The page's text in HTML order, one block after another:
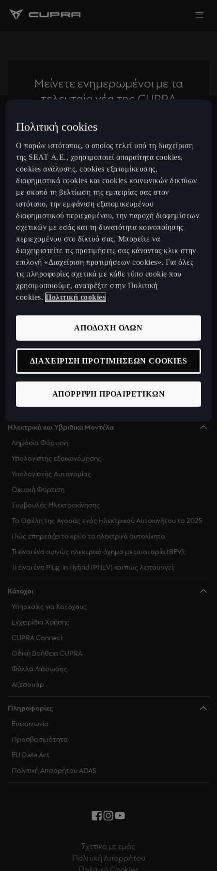
Μείνετε ενημερωμένοι με τα
τελευταία νέα της CUPRA
Subscribe
Ελληνικά
Μοντέλα
CUPRA Tavascan Fully Electric SUV Coupe
CUPRA Terramar 2025 Plug-In Hybrid SUV
CUPRA Formentor 2025 e-Hybrid
CUPRA Leon 2025 e-Hybrid
CUPRA Leon Sportstourer 2025 e-Hybrid
CUPRA Born Fully Electric Car
Νέο CUPRA Raval 2026
Ανακαλύψτε την CUPRA
Configurator
Δίκτυο
CUPRA Collection
Ηλεκτρικά και Υβριδικά Μοντέλα
Δημόσια Φόρτιση
Υπολογιστής εξοικονόμησης
Υπολογιστής Αυτονομίας
Οικιακή Φόρτιση
Συμβουλές Ηλεκτροκίνησης
Τα Οφέλη της Αγοράς ενός Ηλεκτρικού Αυτοκινήτου το 2025
Πώς επηρεάζει το κρύο τα ηλεκτρικά αυτοκίνητα
Τι είναι ένα αμιγώς ηλεκτρικό όχημα με μπαταρία (BEV);
Τι είναι ένα Plug-in Hybrid (PHEV) και πώς λειτουργεί;
Κάτοχοι
Υπηρεσίες για Κατόχους
Εγχειρίδια Χρήσης
CUPRA Connect
Οδική Βοήθεια CUPRA
Φύλλα Διάσωσης
Αξεσουάρ
Πληροφορίες
Επικοινωνία
Προσβασιμότητα
EU Data Act
Πολιτική Απορρήτου ADAS
Σχετικά με εμάς
Πολιτική Απορρήτου
Πολιτική cookies
Ο παρών ιστότοπος, ο οποίος τελεί υπό τη διαχείριση
της SEAT Α.Ε., χρησιμοποιεί απαραίτητα cookies,
cookies ανάλυσης, cookies εξατομίκευσης,
διαφημιστικά cookies και cookies κοινωνικών δικτύων
με σκοπό τη βελτίωση της εμπειρίας σας στον
ιστότοπο, την εμφάνιση εξατομικευμένου
διαφημιστικού περιεχομένου, την παροχή διαφημίσεων
σχετικών με εσάς και τη δυνατότητα κοινοποίησης
περιεχομένου στο δίκτυό σας. Μπορείτε να
διαχειριστείτε τις προτιμήσεις σας κάνοντας κλικ στην
επιλογή «Διαχείριση προτιμήσεων cookies». Για όλες
τις πληροφορίες σχετικά με κάθε τύπο cookie που
χρησιμοποιούμε, ανατρέξτε στην Πολιτική
cookies. Πολιτική cookies
ΑΠΟΡΡΙΨΗ ΠΡΟΑΙΡΕΤΙΚΩΝ
ΑΠΟΔΟΧΗ ΟΛΩΝ
ΔΙΑΧΕΙΡΙΣΗ ΠΡΟΤΙΜΗΣΕΩΝ COOKIES